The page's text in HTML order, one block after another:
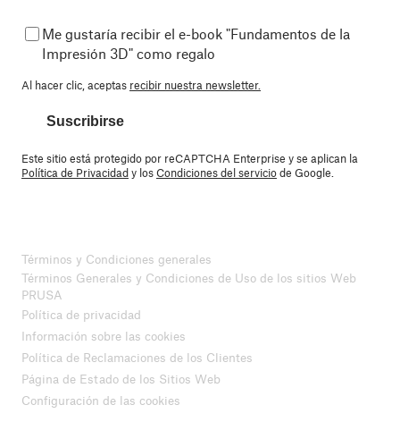
Me gustaría recibir el e-book "Fundamentos de la
Impresión 3D" como regalo
Al hacer clic, aceptas recibir nuestra newsletter.
Suscribirse
Este sitio está protegido por reCAPTCHA Enterprise y se aplican la
Política de Privacidady losCondiciones del serviciode Google.
Términos y Condiciones generales
Términos Generales y Condiciones de Uso de los sitios Web
PRUSA
Política de privacidad
Información sobre las cookies
Política de Reclamaciones de los Clientes
Página de Estado de los Sitios Web
Configuración de las cookies